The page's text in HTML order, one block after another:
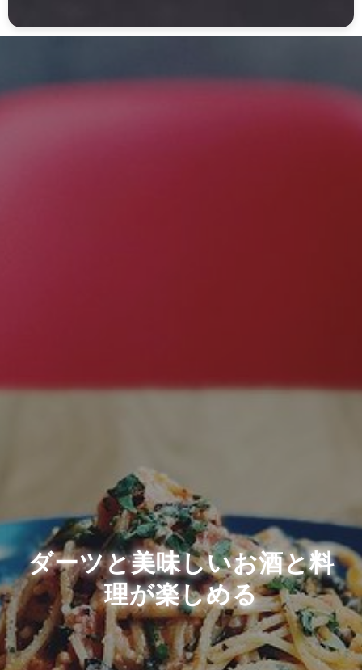
ダーツと美味しいお酒と料
理が楽しめる